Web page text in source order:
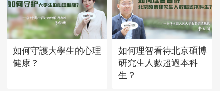
如何守護大學生的心理
健康？
如何理智看待北京碩博
研究生人數超過本科
生？